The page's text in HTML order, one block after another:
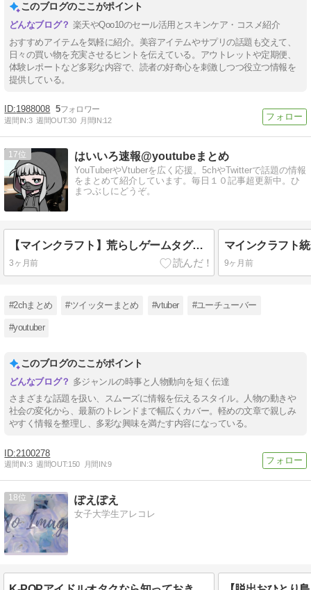
このブログのここがポイント
楽天やQoo10のセール活用とスキンケア・コスメ紹介
おすすめアイテムを気軽に紹介。美容アイテムやサプリの話題も交えて、
日々の買い物を充実させるヒントを伝えている。アウトレットや定期便、
体験レポートなど多彩な内容で、読者の好奇心を刺激しつつ役立つ情報を
提供している。
1988008 5
週間IN:3 週間OUT:30 月間IN:12
17 はいいろ速報@youtubeまとめ
YouTuberやVtuberを広く応援。5chやTwitterで話題の情報
をまとめて紹介しています。毎日１０記事超更新中。ひ
まつぶしにどうぞ。
【マインクラフト】荒らしゲームタグリスト
3ヶ月前 9ヶ月前
#2chまとめ #ツイッターまとめ #vtuber #ユーチューバー
#youtuber
このブログのここがポイント
多ジャンルの時事と人物動向を短く伝達
さまざまな話題を扱い、スムーズに情報を伝えるスタイル。人物の動きや
社会の変化から、最新のトレンドまで幅広くカバー。軽めの文章で親しみ
やすく情報を整理し、多彩な興味を満たす内容になっている。
2100278
週間IN:3 週間OUT:150 月間IN:9
18 ぽえぽえ
女子大学生アレコレ